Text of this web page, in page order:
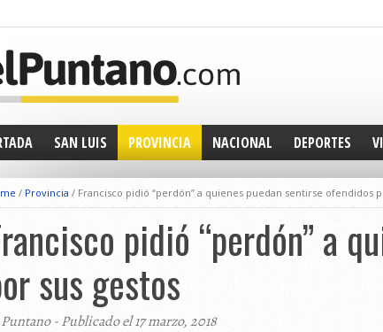
SAN LUIS PROVINCIA NACIONAL DEPORTES
/ Provincia / Francisco pidió “perdón” a quienes puedan sentirse ofendidos
pidió “perdón” a
sus gestos
- Publicado el 17 marzo, 2018